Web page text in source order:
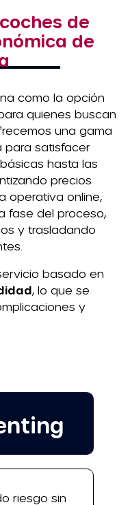
de
de
como la opción
quienes buscan
una gama
para satisfacer
hasta las
precios
operativa online,
fase del proceso,
y trasladando
basado en
, lo que se
y
riesgo sin